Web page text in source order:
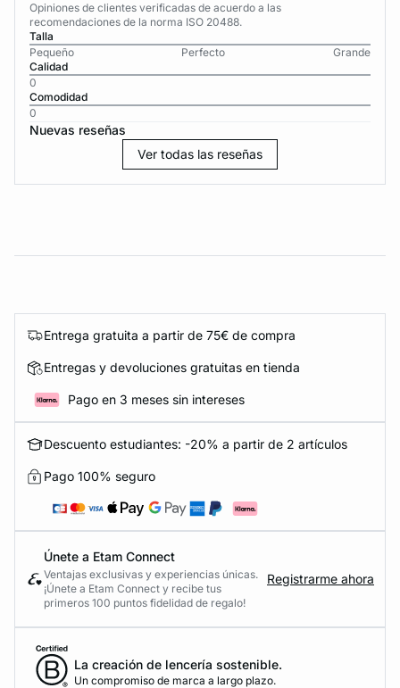
Opiniones de clientes verificadas de acuerdo a las
recomendaciones de la norma ISO 20488.
Talla
Pequeño
Perfecto
Grande
Calidad
0
Comodidad
0
Nuevas reseñas
Ver todas las reseñas
Entrega gratuita a partir de 75€ de compra
Entregas y devoluciones gratuitas en tienda
Pago en 3 meses sin intereses
Descuento estudiantes: -20% a partir de 2 artículos
Pago 100% seguro
Únete a Etam Connect
Ventajas exclusivas y experiencias únicas.
¡Únete a Etam Connect y recibe tus
primeros 100 puntos fidelidad de regalo!
Registrarme ahora
La creación de lencería sostenible.
Un compromiso de marca a largo plazo.